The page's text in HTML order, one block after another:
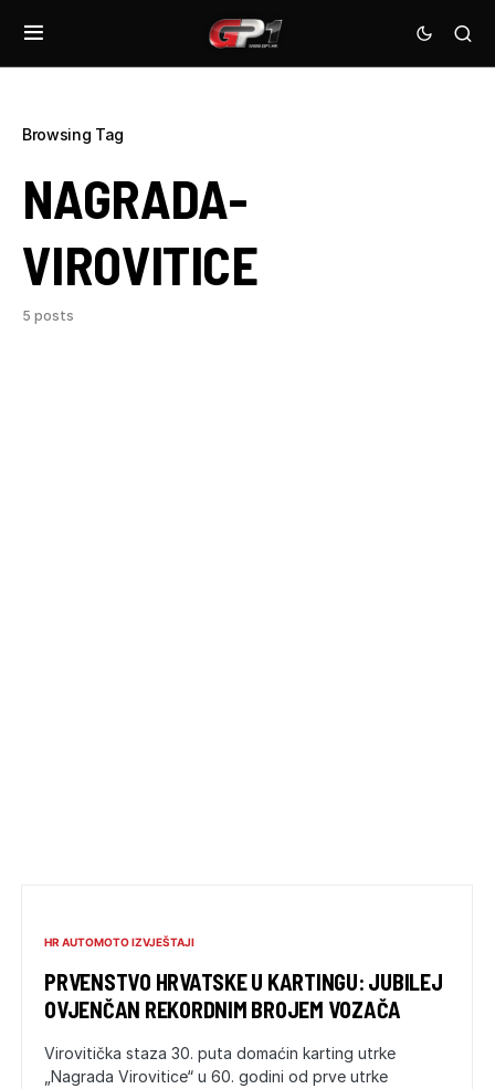
Browsing Tag
NAGRADA-
VIROVITICE
5 posts
HR AUTOMOTO IZVJEŠTAJI
PRVENSTVO HRVATSKE U KARTINGU: JUBILEJ
OVJENČAN REKORDNIM BROJEM VOZAČA
Virovitička staza 30. puta domaćin karting utrke
„Nagrada Virovitice“ u 60. godini od prve utrke